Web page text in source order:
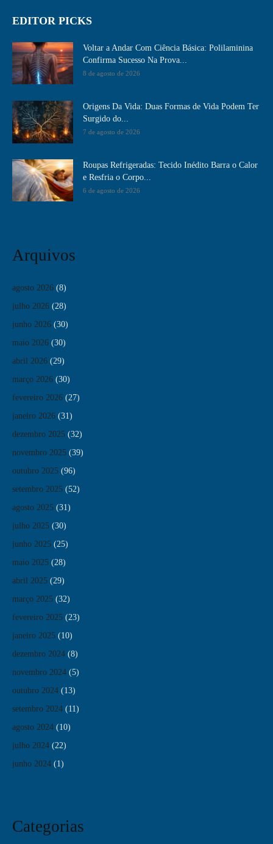
EDITOR PICKS
Voltar a Andar Com Ciência Básica: Polilaminina
Confirma Sucesso Na Prova...
8 de agosto de 2026
Origens Da Vida: Duas Formas de Vida Podem Ter
Surgido do...
7 de agosto de 2026
Roupas Refrigeradas: Tecido Inédito Barra o Calor
e Resfria o Corpo...
6 de agosto de 2026
Arquivos
agosto 2026 (8)
julho 2026 (28)
junho 2026 (30)
maio 2026 (30)
abril 2026 (29)
março 2026 (30)
fevereiro 2026 (27)
janeiro 2026 (31)
dezembro 2025 (32)
novembro 2025 (39)
outubro 2025 (96)
setembro 2025 (52)
agosto 2025 (31)
julho 2025 (30)
junho 2025 (25)
maio 2025 (28)
abril 2025 (29)
março 2025 (32)
fevereiro 2025 (23)
janeiro 2025 (10)
dezembro 2024 (8)
novembro 2024 (5)
outubro 2024 (13)
setembro 2024 (11)
agosto 2024 (10)
julho 2024 (22)
junho 2024 (1)
Categorias